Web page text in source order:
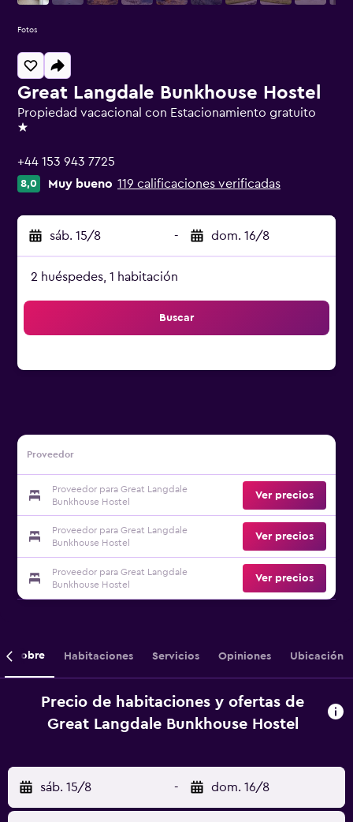
Great Langdale Bunkhouse Hostel
Propiedad vacacional con Estacionamiento gratuito
1 estrella
+44 153 943 7725
8,0 Muy bueno 119 calificaciones verificadas
sáb. 15/8 - dom. 16/8
2 huéspedes, 1 habitación
Buscar
Proveedor
Proveedor para Great Langdale
Bunkhouse Hostel
Ver precios
Proveedor para Great Langdale
Bunkhouse Hostel
Ver precios
Proveedor para Great Langdale
Bunkhouse Hostel
Ver precios
Fotos
Sobre Habitaciones Servicios Opiniones Ubicación
Precio de habitaciones y ofertas de
Great Langdale Bunkhouse Hostel
sáb. 15/8 - dom. 16/8